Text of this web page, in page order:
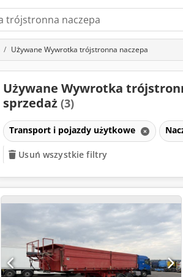
Używane Wywrotka trójstronna naczepa
Używane Wywrotka
sprzedaż (3)
Transport i pojazdy użytkowe
Usuń wszystkie filtry